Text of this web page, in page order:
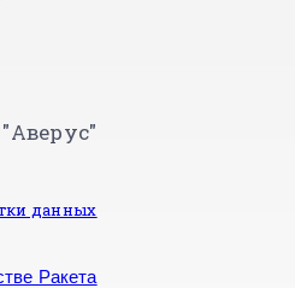
данных
Ракета